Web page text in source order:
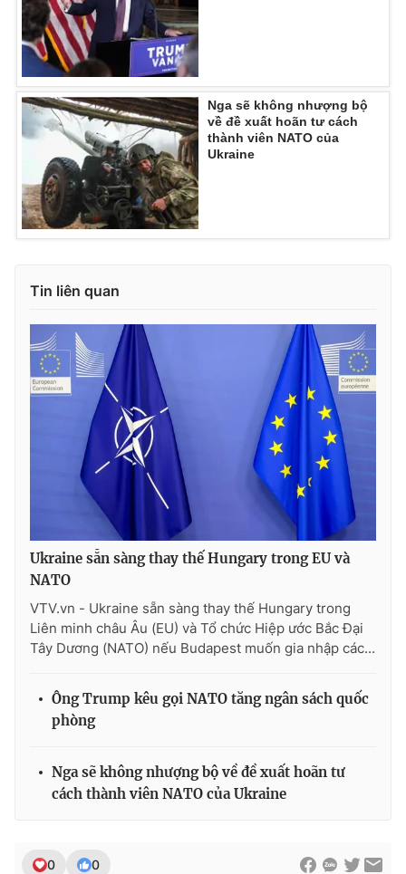
Ðiện thoại Thời báo VTV:024.66 897 897
Email:toasoan@vtv.vn
Liên hệ quảng cáo: 024-7300.7108
thuận bằng văn bản. Ghi rõ nguồn VTV.vn khi phát hành lại
thông tin từ website này.
Nga sẽ không nhượng bộ
về đề xuất hoãn tư cách
thành viên NATO của
Ukraine
Tin liên quan
Ukraine sẵn sàng thay thế Hungary trong EU và
NATO
VTV.vn - Ukraine sẵn sàng thay thế Hungary trong
Liên minh châu Âu (EU) và Tổ chức Hiệp ước Bắc Đại
Tây Dương (NATO) nếu Budapest muốn gia nhập các...
Ông Trump kêu gọi NATO tăng ngân sách quốc
phòng
Nga sẽ không nhượng bộ về đề xuất hoãn tư
cách thành viên NATO của Ukraine
0 0